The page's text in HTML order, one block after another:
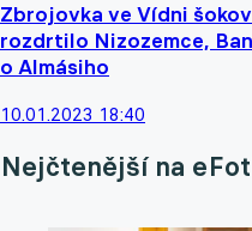
Zbrojovka ve Vídni
rozdrtilo Nizozemce,
o Almásiho
10.01.2023 18:40
Nejčtenější na